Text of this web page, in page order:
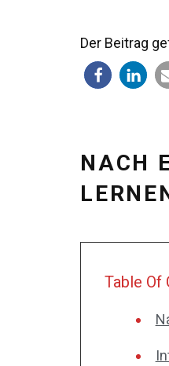
Der Beitrag
NACH
Table Of